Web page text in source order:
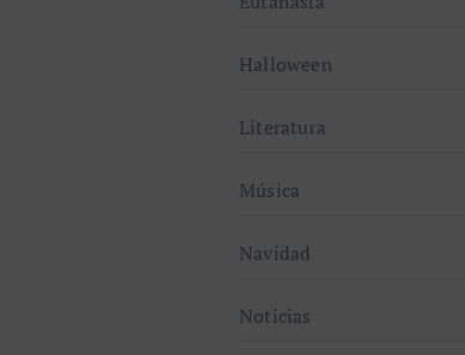
Halloween
Literatura
Música
Navidad
Noticias